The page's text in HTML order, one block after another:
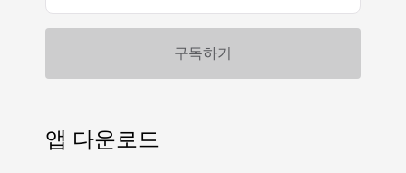
앱 다운로드